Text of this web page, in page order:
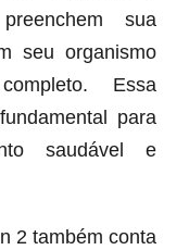
sua
seu organismo
Essa
para
saudável e
2 também conta